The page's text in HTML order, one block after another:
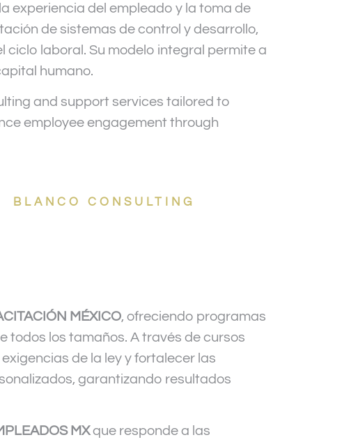
experiencia del empleado y la toma de
de sistemas de control y desarrollo,
laboral. Su modelo integral permite a
humano.
and support services tailored to
employee engagement through
BLANCO CONSULTING
MÉXICO, ofreciendo programas
todos los tamaños. A través de cursos
de la ley y fortalecer las
garantizando resultados
MXque responde a las